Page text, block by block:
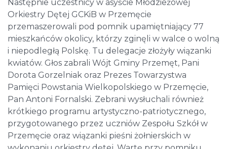
Następnie uczestnicy w asyście Młodzieżowej
Orkiestry Dętej GCKiB w Przemęcie
przemaszerowali pod pomnik upamiętniający 77
mieszkańców okolicy, którzy zginęli w walce o wolną
i niepodległą Polskę. Tu delegacje złożyły wiązanki
kwiatów. Głos zabrali Wójt Gminy Przemęt, Pani
Dorota Gorzelniak oraz Prezes Towarzystwa
Pamięci Powstania Wielkopolskiego w Przemęcie,
Pan Antoni Fornalski. Zebrani wysłuchali również
krótkiego programu artystyczno-patriotycznego,
przygotowanego przez uczniów Zespołu Szkół w
Przemęcie oraz wiązanki pieśni żołnierskich w